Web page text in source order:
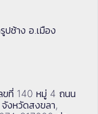
ช้าง อ.เมือง
ขที่ 140 หมู่ 4 ถนน
งหวัดสงขลา,